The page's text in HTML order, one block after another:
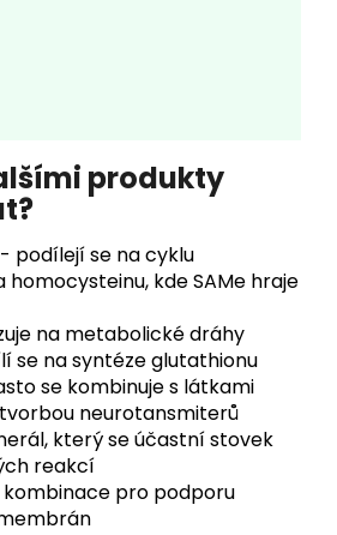
produkty
- podílejí se na cyklu
homocysteinu, kde SAMe hraje
na metabolické dráhy
se na syntéze glutathionu
se kombinuje s látkami
neurotansmiterů
který se účastní stovek
reakcí
pro podporu